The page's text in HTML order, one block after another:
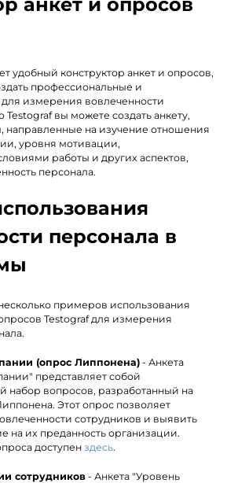
анкет и опросов
удобный конструктор анкет и опросов,
профессиональные и
измерения вовлеченности
вы можете создать анкету,
на изучение отношения
уровня мотивации,
работы и других аспектов,
персонала.
персонала в
примеров использования
Testograf для измерения
(опрос Липпонена) - Анкета
представляет собой
набор вопросов, разработанный на
Этот опрос позволяет
сотрудников и выявить
на их преданность организации.
доступенздесь.
сотрудников - Анкета "Уровень